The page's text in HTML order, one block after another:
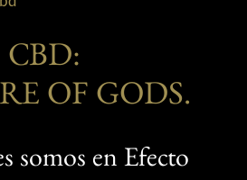
CBD:
OF GODS.
somos en Efecto